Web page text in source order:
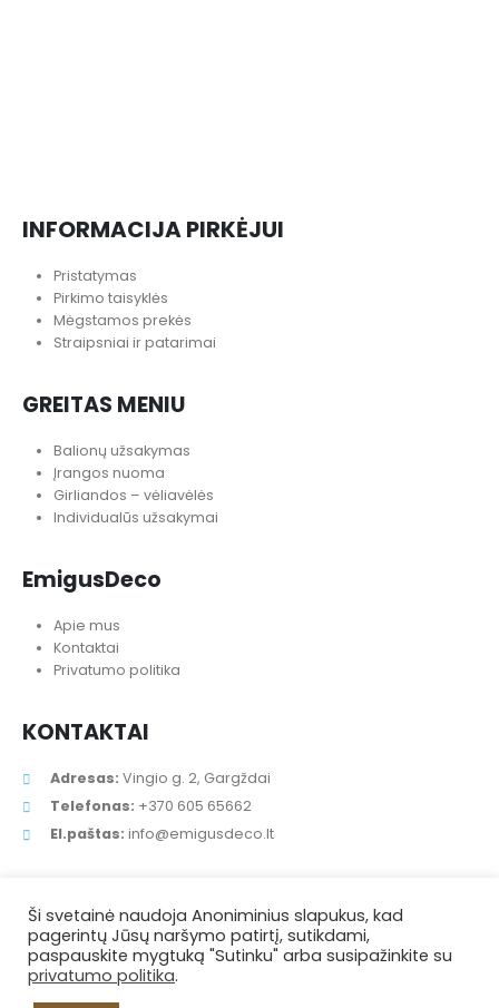
INFORMACIJA PIRKĖJUI
Pristatymas
Pirkimo taisyklės
Mėgstamos prekės
Straipsniai ir patarimai
GREITAS MENIU
Balionų užsakymas
Įrangos nuoma
Girliandos – vėliavėlės
Individualūs užsakymai
EmigusDeco
Apie mus
Kontaktai
Privatumo politika
KONTAKTAI
Adresas: Vingio g. 2, Gargždai
Telefonas: +370 605 65662
El.paštas: info@emigusdeco.lt
Ši svetainė naudoja Anoniminius slapukus, kad
pagerintų Jūsų naršymo patirtį, sutikdami,
paspauskite mygtuką "Sutinku" arba susipažinkite su
privatumo politika.